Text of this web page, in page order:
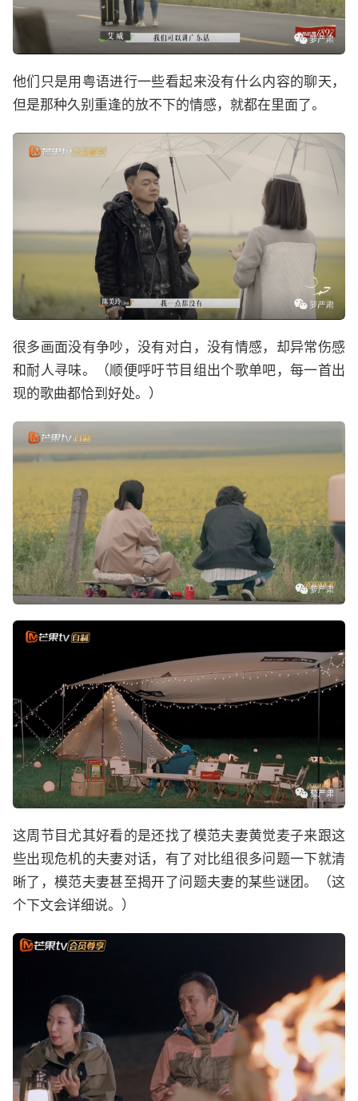
他们只是用粤语进行一些看起来没有什么内容的聊天，
但是那种久别重逢的放不下的情感，就都在里面了。
很多画面没有争吵，没有对白，没有情感，却异常伤感
和耐人寻味。（顺便呼吁节目组出个歌单吧，每一首出
现的歌曲都恰到好处。）
这周节目尤其好看的是还找了模范夫妻黄觉麦子来跟这
些出现危机的夫妻对话，有了对比组很多问题一下就清
晰了，模范夫妻甚至揭开了问题夫妻的某些谜团。（这
个下文会详细说。）